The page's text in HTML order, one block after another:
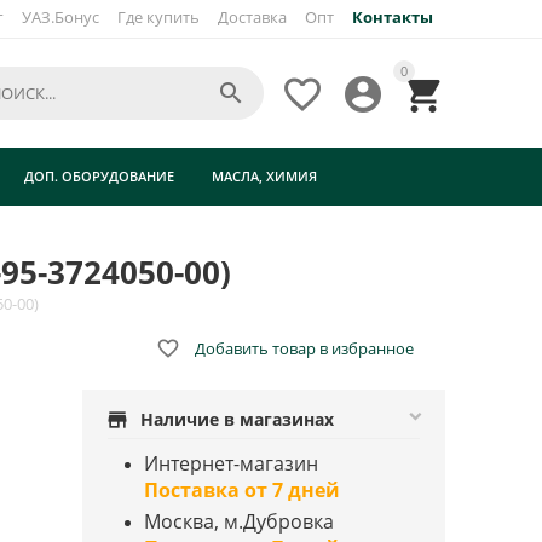
УАЗ.Бонус Где купить Доставка Опт Контакты
0




ДОП. ОБОРУДОВАНИЕ МАСЛА, ХИМИЯ
3724050-00)
00)
 Добавить товар в избранное
store Наличие в магазинах
Интернет-магазин
Поставка от 7 дней
Москва, м.Дубровка